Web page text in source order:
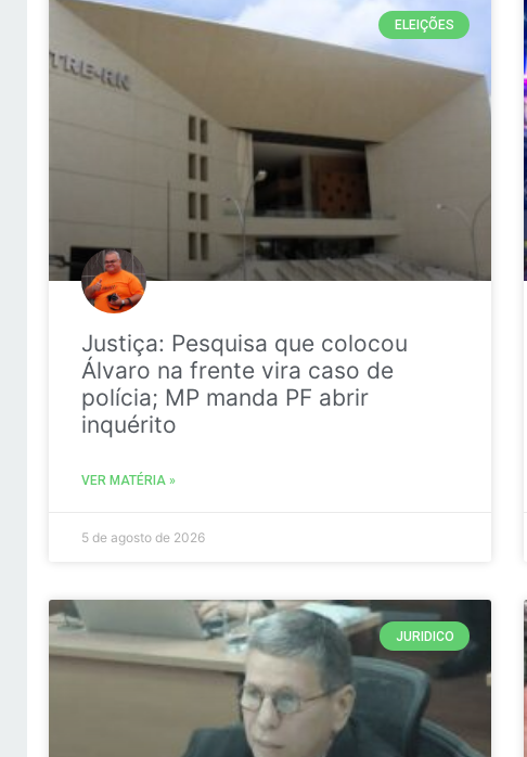
ELEIÇÕES
Justiça: Pesquisa que colocou
Álvaro na frente vira caso de
polícia; MP manda PF abrir
inquérito
VER MATÉRIA »
5 de agosto de 2026
JURIDICO